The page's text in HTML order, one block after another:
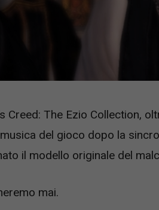
Creed: The Ezio Collection,
del gioco dopo la
il modello originale del
mai.